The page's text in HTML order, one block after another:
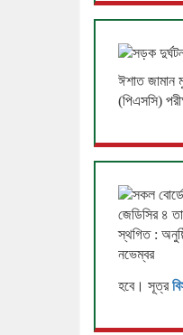
ঈশাত জামান
(পিএসসি)
হবে। সূত্র